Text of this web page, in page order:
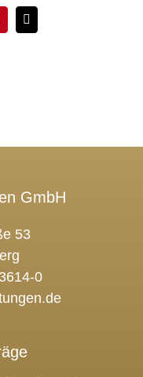
E-
Mail
GmbH
53
0